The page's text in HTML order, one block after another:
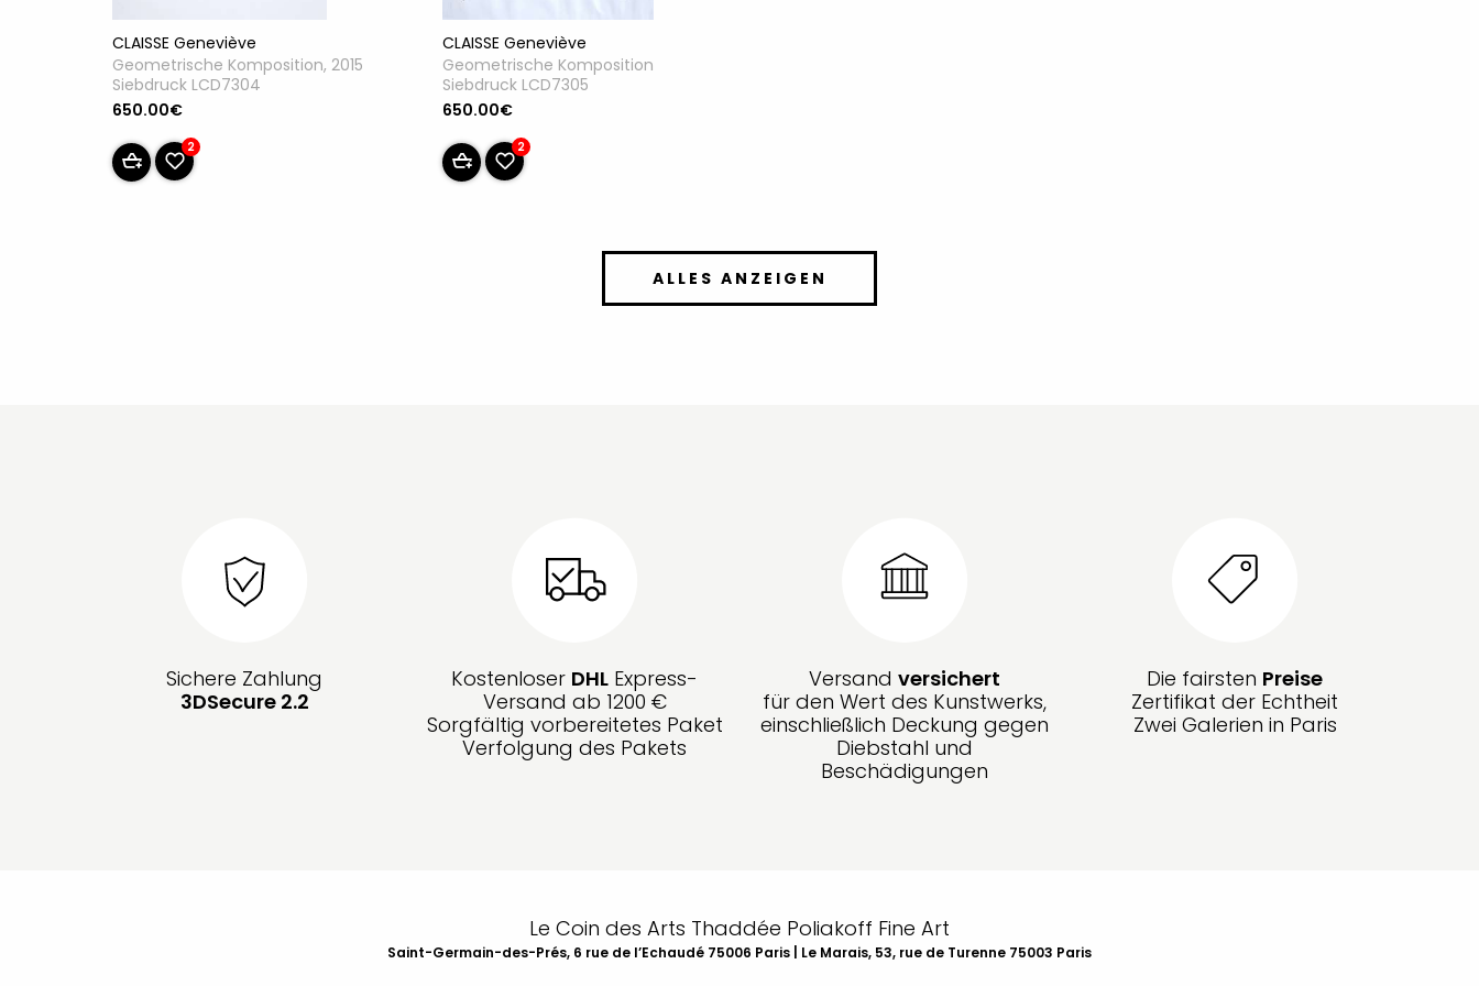
CLAISSE Geneviève
Geometrische Komposition, 2015
Siebdruck LCD7304
650.00€
2
CLAISSE Geneviève
Geometrische Komposition
Siebdruck LCD7305
650.00€
2
ALLES ANZEIGEN
Sichere Zahlung
3DSecure 2.2
Kostenloser DHL Express-
Versand ab 1200 €
Sorgfältig vorbereitetes Paket
Verfolgung des Pakets
Versand versichert
für den Wert des Kunstwerks,
einschließlich Deckung gegen
Diebstahl und
Beschädigungen
Die fairsten Preise
Zertifikat der Echtheit
Zwei Galerien in Paris
Le Coin des Arts Thaddée Poliakoff Fine Art
Saint-Germain-des-Prés, 6 rue de l’Echaudé 75006 Paris | Le Marais, 53, rue de Turenne 75003 Paris